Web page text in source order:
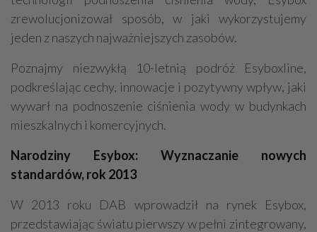
zrewolucjonizował sposób, w jaki wykorzystujemy
jeden z naszych najważniejszych zasobów.
Poznajmy niezwykłą 10-letnią podróż Esyboxline,
podkreślając cechy, innowacje i pozytywny wpływ, jaki
wywarł na podnoszenie ciśnienia wody w budynkach
mieszkalnych i komercyjnych.
Narodziny Esybox: Wyznaczanie nowych
standardów, rok 2013
W 2013 roku DAB wprowadził na rynek Esybox,
przedstawiając światu pierwszy w pełni zintegrowany,